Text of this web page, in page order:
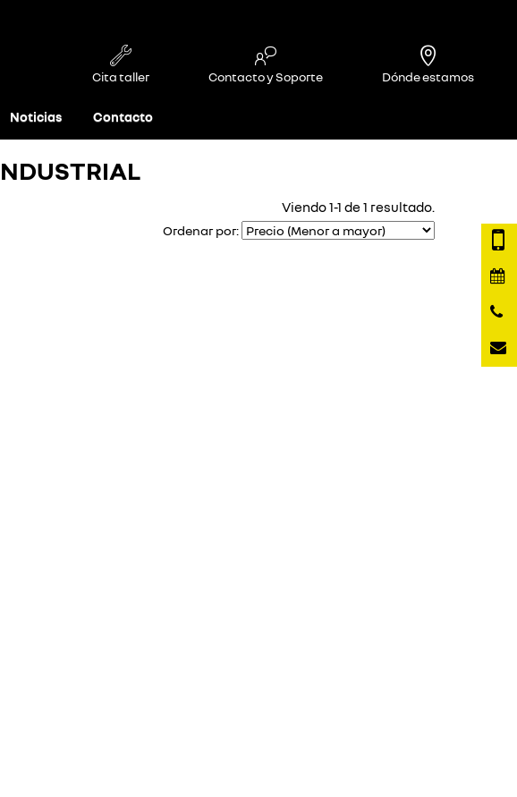
Cita taller Contacto y Soporte Dónde estamos
Noticias Contacto
Viendo 1-1 de 1 resultado.
Ordenar por: